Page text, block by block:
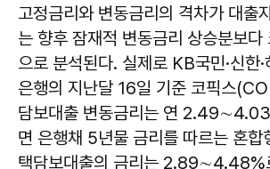
고정금리와 변동금리의 격차가 대출
는 향후 잠재적 변동금리 상승분보다
으로 분석된다. 실제로 KB국민·신한
은행의 지난달 16일 기준 코픽스
담보대출 변동금리는 연
면 은행채 5년물 금리를 따르는 혼합
택담보대출의 금리는 2.89∼4.48%